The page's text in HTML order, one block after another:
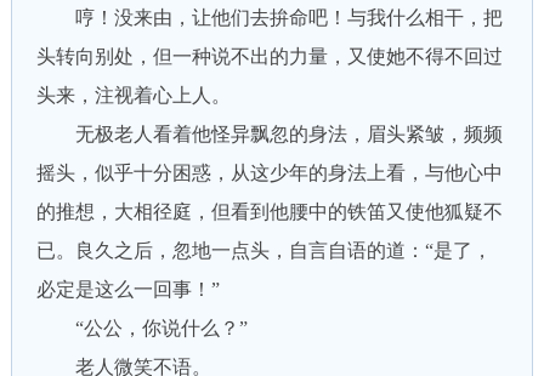
哼！没来由，让他们去拚命吧！与我什么相干，把
头转向别处，但一种说不出的力量，又使她不得不回过
头来，注视着心上人。
无极老人看着他怪异飘忽的身法，眉头紧皱，频频
摇头，似乎十分困惑，从这少年的身法上看，与他心中
的推想，大相径庭，但看到他腰中的铁笛又使他狐疑不
已。良久之后，忽地一点头，自言自语的道：“是了，
必定是这么一回事！”
“公公，你说什么？”
老人微笑不语。